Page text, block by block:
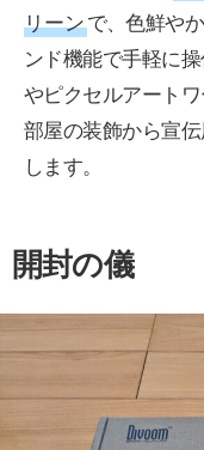
リーンで、色鮮や
ンド機能で手軽に
やピクセルアート
部屋の装飾から宣
します。
開封の儀